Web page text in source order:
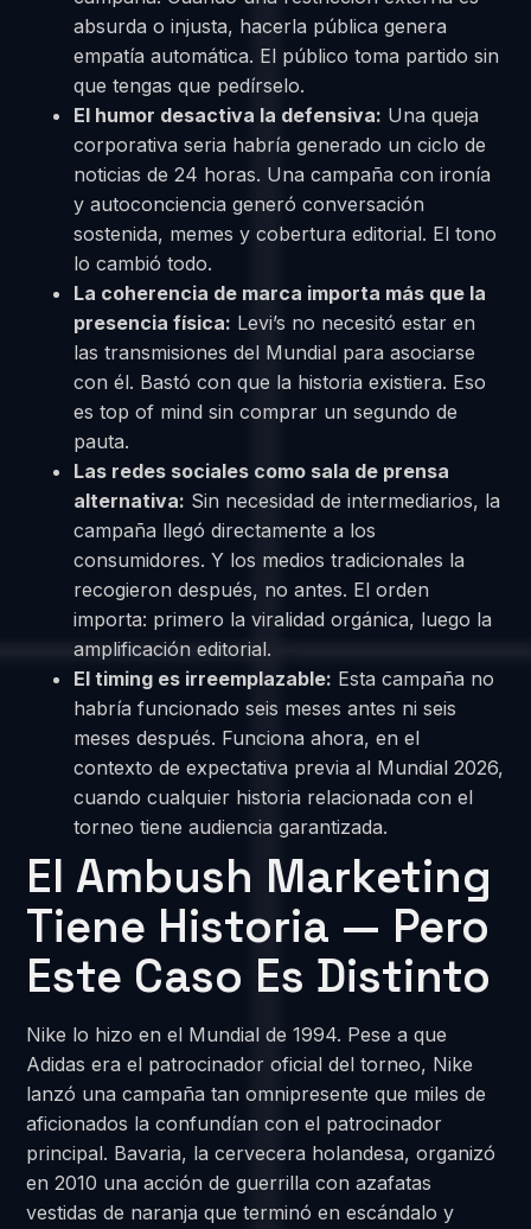
absurda o injusta, hacerla pública genera
empatía automática. El público toma partido sin
que tengas que pedírselo.
El humor desactiva la defensiva: Una queja
corporativa seria habría generado un ciclo de
noticias de 24 horas. Una campaña con ironía
y autoconciencia generó conversación
sostenida, memes y cobertura editorial. El tono
lo cambió todo.
La coherencia de marca importa más que la
presencia física: Levi’s no necesitó estar en
las transmisiones del Mundial para asociarse
con él. Bastó con que la historia existiera. Eso
es top of mind sin comprar un segundo de
pauta.
Las redes sociales como sala de prensa
alternativa: Sin necesidad de intermediarios, la
campaña llegó directamente a los
consumidores. Y los medios tradicionales la
recogieron después, no antes. El orden
importa: primero la viralidad orgánica, luego la
amplificación editorial.
El timing es irreemplazable: Esta campaña no
habría funcionado seis meses antes ni seis
meses después. Funciona ahora, en el
contexto de expectativa previa al Mundial 2026,
cuando cualquier historia relacionada con el
torneo tiene audiencia garantizada.
El Ambush Marketing
Tiene Historia — Pero
Este Caso Es Distinto
Nike lo hizo en el Mundial de 1994. Pese a que
Adidas era el patrocinador oficial del torneo, Nike
lanzó una campaña tan omnipresente que miles de
aficionados la confundían con el patrocinador
principal. Bavaria, la cervecera holandesa, organizó
en 2010 una acción de guerrilla con azafatas
vestidas de naranja que terminó en escándalo y